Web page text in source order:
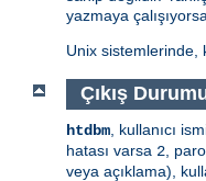
yazmaya
Unix sistemlerinde,
Çıkış
htdbm , kullanıcı
hatası varsa 2 ,
veya açıklama),